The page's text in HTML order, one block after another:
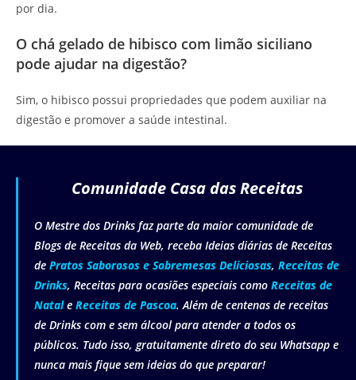
por dia.
O chá gelado de hibisco com limão siciliano
pode ajudar na digestão?
Sim, o hibisco possui propriedades que podem auxiliar na
digestão e promover a saúde intestinal.
Comunidade Casa das Receitas
O Mestre dos Drinks faz parte da maior comunidade de
Blogs de Receitas da Web, receba Ideias diárias de Receitas
de Pratos Saborosos e Sobremesas Deliciosas, Receitas de
Drinks, Receitas para ocasiões especiais como Receitas de
Natale Receitas de Pascoa. Além de centenas de receitas
de Drinks com e sem álcool para atender a todos os
públicos. Tudo isso, gratuitamente direto do seu Whatsapp e
nunca mais fique sem ideias do que preparar!